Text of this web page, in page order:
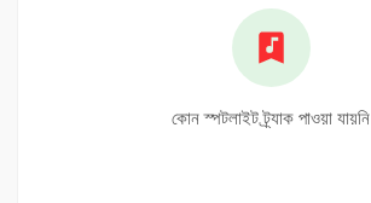
কোন স্পটলাইট ট্র্যাক পাওয়া যায়নি